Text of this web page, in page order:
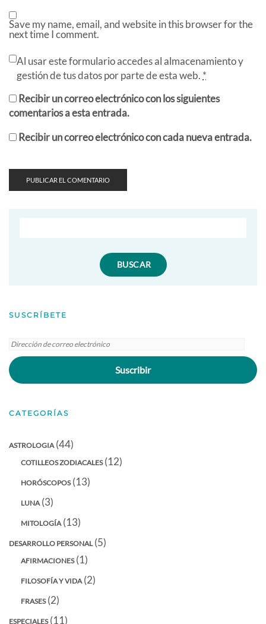
Save my name, email, and website in this browser for the
next time I comment.
Al usar este formulario accedes al almacenamiento y
gestión de tus datos por parte de esta web. *
Recibir un correo electrónico con los siguientes
comentarios a esta entrada.
Recibir un correo electrónico con cada nueva entrada.
SUSCRÍBETE
Dirección
de
correo
electrónico
Suscribir
CATEGORÍAS
ASTROLOGIA (44)
COTILLEOS ZODIACALES(12)
HORÓSCOPOS(13)
LUNA (3)
MITOLOGÍA (13)
DESARROLLO PERSONAL(5)
AFIRMACIONES(1)
FILOSOFÍA Y VIDA (2)
FRASES(2)
ESPECIALES(11)